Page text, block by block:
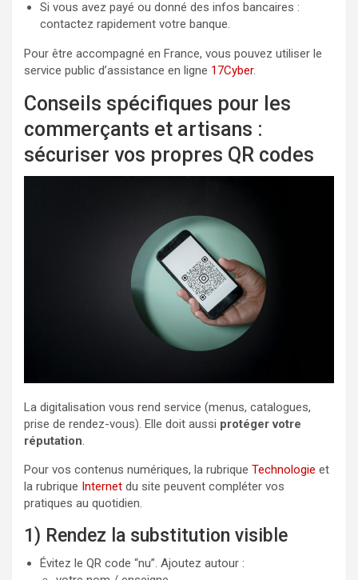
Si vous avez payé ou donné des infos bancaires :
contactez rapidement votre banque.
Pour être accompagné en France, vous pouvez utiliser le
service public d’assistance en ligne 17Cyber.
Conseils spécifiques pour les
commerçants et artisans :
sécuriser vos propres QR codes
La digitalisation vous rend service (menus, catalogues,
prise de rendez-vous). Elle doit aussi protéger votre
réputation.
Pour vos contenus numériques, la rubrique Technologie et
la rubrique Internet du site peuvent compléter vos
pratiques au quotidien.
1) Rendez la substitution visible
Évitez le QR code “nu”. Ajoutez autour :